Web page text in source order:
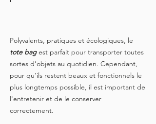
Polyvalents, pratiques et écologiques, le
tote bagest parfait pour transporter toutes
sortes d’objets au quotidien. Cependant,
pour qu’ils restent beaux et fonctionnels le
plus longtemps possible, il est important de
l'entretenir et de le conserver
correctement.